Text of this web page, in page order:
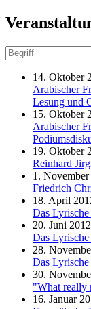
14. Oktober
Arabischer
Lesung und
15. Oktober
Arabischer
19. Oktober
Reinhard
1. November
Friedrich
18. April
Das
20. Juni 2012
Das
28.
Das
30.
"What really
16. Januar